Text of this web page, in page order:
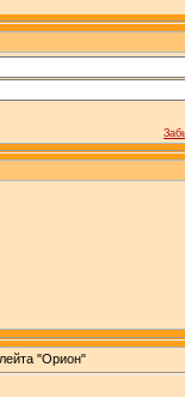
"Орион"